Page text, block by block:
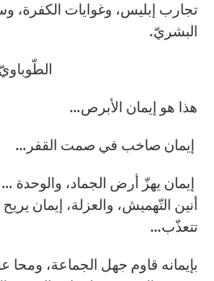
تجارب إبليس، وغوايات الكفرة،
البشريّ.
الطّوباويّ أبونا
هذا هو إيمان الأبرص…
إيمان صاخب في صمت القفر…
إيمان يهزّ أرض الجماد، والوحدة
أنين التّهميش، والعزلة، إيمان
تتعذّب…
بإيمانه قاوم جهل الجماعة، ومحا